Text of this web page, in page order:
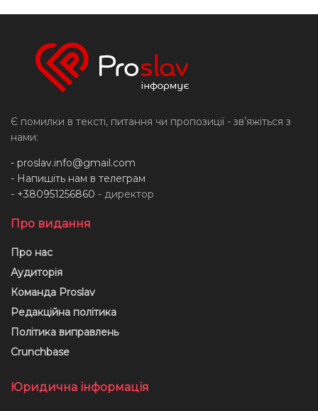
Є помилки в тексті, питання чи пропозиції - звʼяжіться з
нами:
- proslav.info@gmail.com
- Напишіть нам в телеграм
- +380951256860 - директор
Про видання
Про нас
Аудиторія
Команда Proslav
Редакційна політика
Політика виправлень
Crunchbase
Юридична інформація